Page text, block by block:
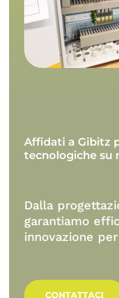
Affidati a Gibitz
tecnologiche su
Dalla
garantiamo
innovazione
CONTATTACI